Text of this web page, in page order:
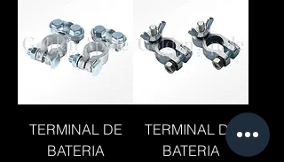
TERMINAL DE
BATERIA
TERMINAL DE
BATERIA